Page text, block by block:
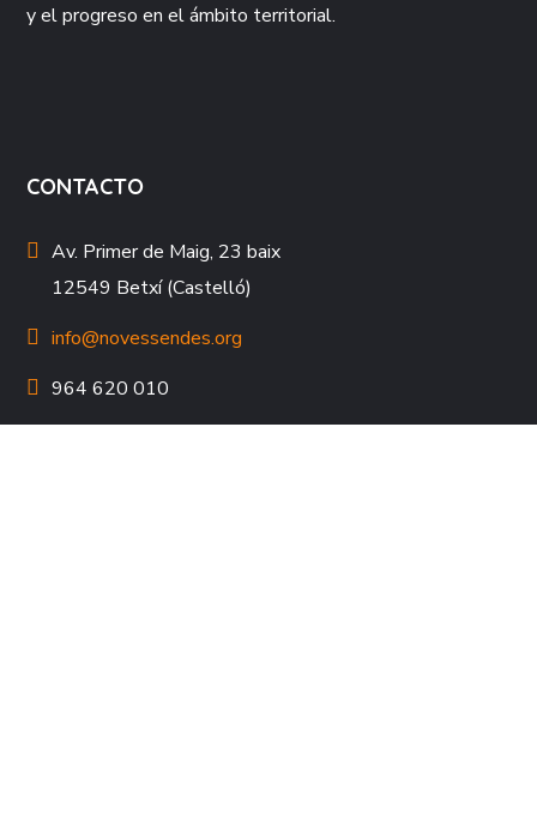
y el progreso en el ámbito territorial.
CONTACTO
Av. Primer de Maig, 23 baix
12549 Betxí (Castelló)
info@novessendes.org
964 620 010